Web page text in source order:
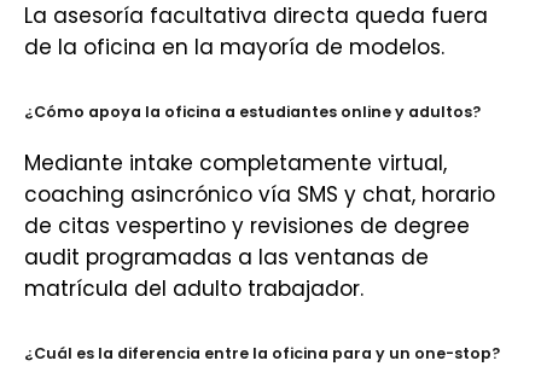
La asesoría facultativa directa queda fuera
de la oficina en la mayoría de modelos.
¿Cómo apoya la oficina a estudiantes online y adultos?
Mediante intake completamente virtual,
coaching asincrónico vía SMS y chat, horario
de citas vespertino y revisiones de degree
audit programadas a las ventanas de
matrícula del adulto trabajador.
¿Cuál es la diferencia entre la oficina para y un one-stop?